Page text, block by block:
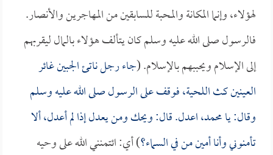
لهؤلاء، وإنما المكانة والمحبة للسابقين من المهاجرين والأنصار.
فالرسول صلى الله عليه وسلم كان يتألف هؤلاء بالمال ليقربهم
إلى الإسلام ويحببهم بالإسلام. (جاء رجل ناتئ الجبين غائر
العينين كث اللحية، فوقف على الرسول صلى الله عليه وسلم
وقال: يا محمد، اعدل. قال: ويحك ومن يعدل إذا لم أعدل، ألا
تأمنوني وأنا أمين من في السماء؟) أي: ائتمنني الله على وحيه